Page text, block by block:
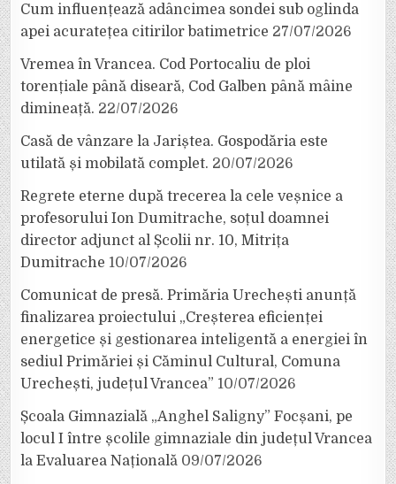
Cum influențează adâncimea sondei sub oglinda
apei acuratețea citirilor batimetrice 27/07/2026
Vremea în Vrancea. Cod Portocaliu de ploi
torențiale până diseară, Cod Galben până mâine
dimineață. 22/07/2026
Casă de vânzare la Jariștea. Gospodăria este
utilată și mobilată complet. 20/07/2026
Regrete eterne după trecerea la cele veșnice a
profesorului Ion Dumitrache, soțul doamnei
director adjunct al Școlii nr. 10, Mitrița
Dumitrache 10/07/2026
Comunicat de presă. Primăria Urechești anunță
finalizarea proiectului „Creșterea eficienței
energetice și gestionarea inteligentă a energiei în
sediul Primăriei și Căminul Cultural, Comuna
Urechești, județul Vrancea” 10/07/2026
Școala Gimnazială „Anghel Saligny” Focșani, pe
locul I între școlile gimnaziale din județul Vrancea
la Evaluarea Națională 09/07/2026